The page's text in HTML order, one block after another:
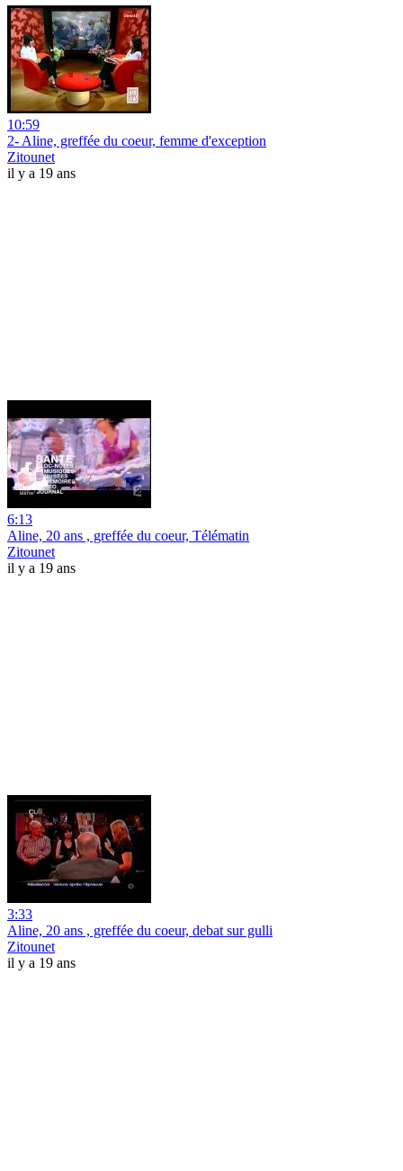
10:59
2- Aline, greffée du coeur, femme d'exception
Zitounet
il y a 19 ans
6:13
Aline, 20 ans , greffée du coeur, Télématin
Zitounet
il y a 19 ans
3:33
Aline, 20 ans , greffée du coeur, debat sur gulli
Zitounet
il y a 19 ans